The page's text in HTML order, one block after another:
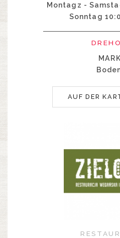
Montagz -
Sonntag
AUF DER